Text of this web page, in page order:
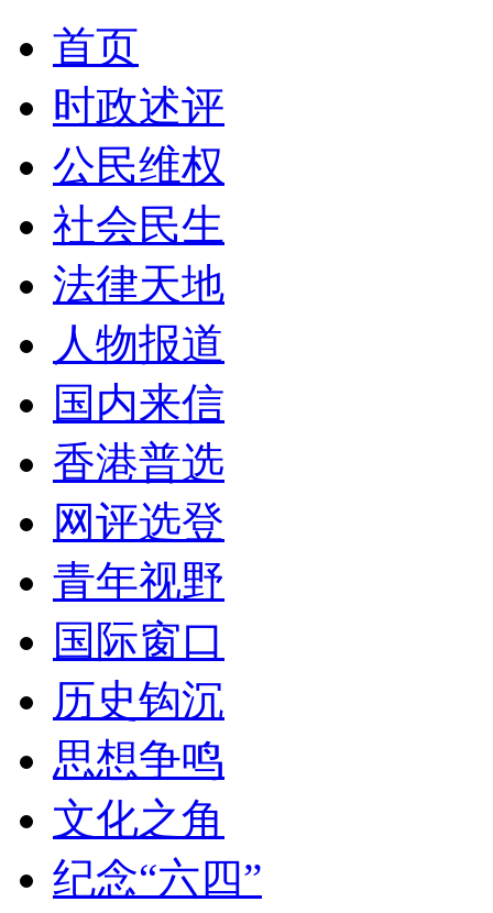
首页
时政述评
公民维权
社会民生
法律天地
人物报道
国内来信
香港普选
网评选登
青年视野
国际窗口
历史钩沉
思想争鸣
文化之角
纪念“六四”